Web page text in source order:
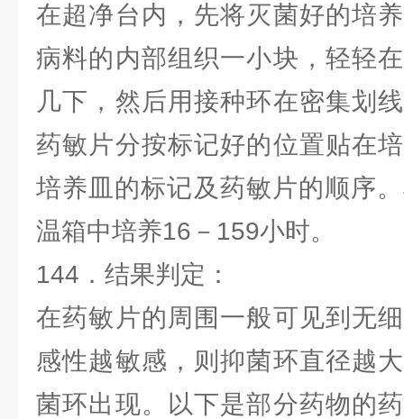
在超净台内，先将灭菌好的培
病料的内部组织一小块，轻轻
几下，然后用接种环在密集划
药敏片分按标记好的位置贴在
培养皿的标记及药敏片的顺序
温箱中培养16－159小时。
144．结果判定：
在药敏片的周围一般可见到无
感性越敏感，则抑菌环直径越
菌环出现。以下是部分药物的